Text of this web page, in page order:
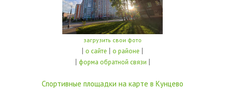
загрузить свои фото
| о сайте | о районе |
| форма обратной связи |
Спортивные площадки на карте в Кунцево